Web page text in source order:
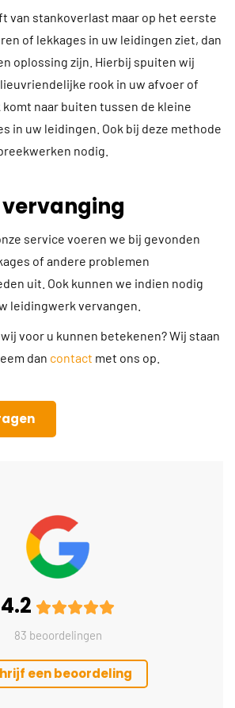
van stankoverlast maar op het eerste
of lekkages in uw leidingen ziet, dan
oplossing zijn. Hierbij spuiten wij
rook in uw afvoer of
naar buiten tussen de kleine
in uw leidingen. Ook bij deze methode
nodig.
vervanging
service voeren we bij gevonden
of andere problemen
uit. Ook kunnen we indien nodig
leidingwerk vervangen.
voor u kunnen betekenen? Wij staan
dan contact met ons op.
4.2
83 beoordelingen
een beoordeling